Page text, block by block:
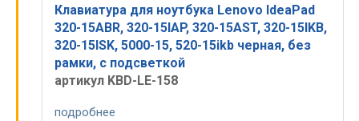
Клавиатура для ноутбука Lenovo IdeaPad
320-15ABR, 320-15IAP, 320-15AST, 320-15IKB,
320-15ISK, 5000-15, 520-15ikb черная, без
рамки, с подсветкой
артикул KBD-LE-158
подробнее